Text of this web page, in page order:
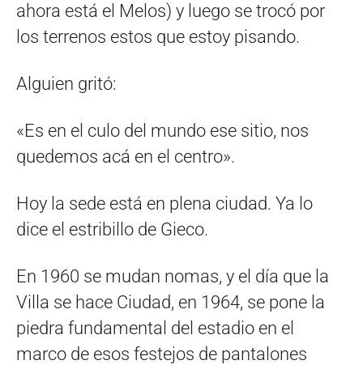
ahora está el Melos) y luego se trocó por
los terrenos estos que estoy pisando.
Alguien gritó:
«Es en el culo del mundo ese sitio, nos
quedemos acá en el centro».
Hoy la sede está en plena ciudad. Ya lo
dice el estribillo de Gieco.
En 1960 se mudan nomas, y el día que la
Villa se hace Ciudad, en 1964, se pone la
piedra fundamental del estadio en el
marco de esos festejos de pantalones